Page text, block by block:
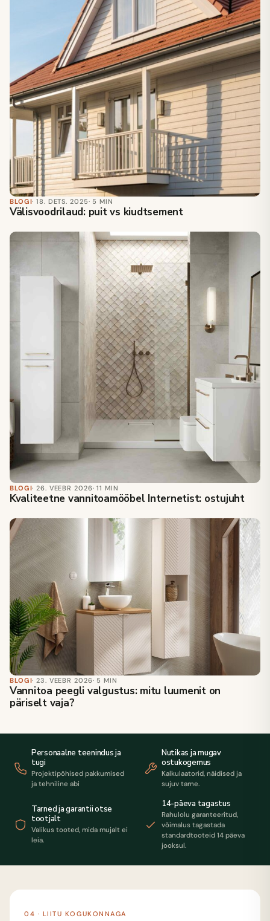
BLOGI· 18. DETS. 2025· 5 MIN
Välisvoodrilaud: puit vs kiudtsement
BLOGI· 26. VEEBR 2026· 11 MIN
Kvaliteetne vannitoamööbel Internetist: ostujuht
BLOGI· 23. VEEBR 2026· 5 MIN
Vannitoa peegli valgustus: mitu luumenit on
päriselt vaja?
Personaalne teenindus ja
tugi
Projektipõhised pakkumised
ja tehniline abi
Nutikas ja mugav
ostukogemus
Kalkulaatorid, näidised ja
sujuv tarne.
Tarned ja garantii otse
tootjalt
Valikus tooted, mida mujalt ei
leia.
14-päeva tagastus
Rahulolu garanteeritud,
võimalus tagastada
standardtooteid 14 päeva
jooksul.
04 · LIITU KOGUKONNAGA